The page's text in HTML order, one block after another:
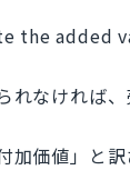
the added
れなければ
加価値」と